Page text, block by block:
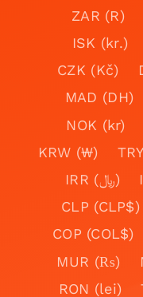
ZAR (R)
ISK (kr.)
CZK (Kč)
MAD (DH)
NOK (kr)
KRW (₩)
IRR (﷼)
CLP (CLP$)
COP (COL$)
MUR (₨)
RON (lei)